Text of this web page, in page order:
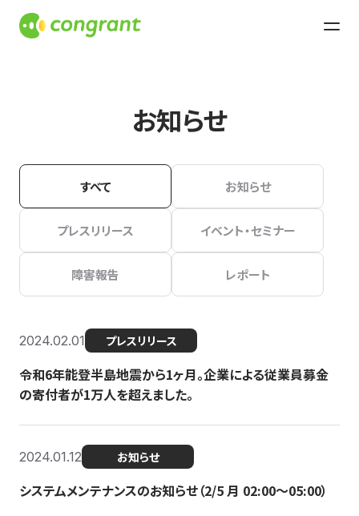
お知らせ
すべて お知らせ
プレスリリース イベント・セミナー
障害報告 レポート
2024.02.01 プレスリリース
令和6年能登半島地震から1ヶ月。企業による従業員募金
の寄付者が1万人を超えました。
2024.01.12 お知らせ
システムメンテナンスのお知らせ（2/5 月 02:00〜05:00）